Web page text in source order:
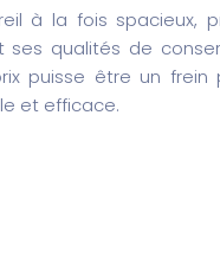
à la fois spacieux,
qualités de
puisse être un
et efficace.